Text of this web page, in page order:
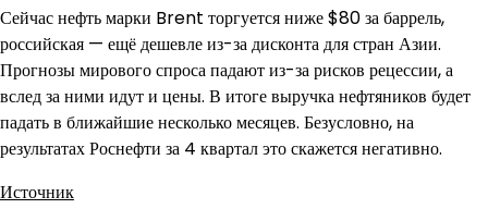
Сейчас нефть марки Brent торгуется ниже $80 за баррель,
российская — ещё дешевле из-за дисконта для стран Азии.
Прогнозы мирового спроса падают из-за рисков рецессии, а
вслед за ними идут и цены. В итоге выручка нефтяников будет
падать в ближайшие несколько месяцев. Безусловно, на
результатах Роснефти за 4 квартал это скажется негативно.
Источник